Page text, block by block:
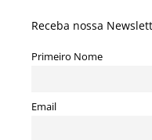
Receba nossa
Primeiro Nome
Email